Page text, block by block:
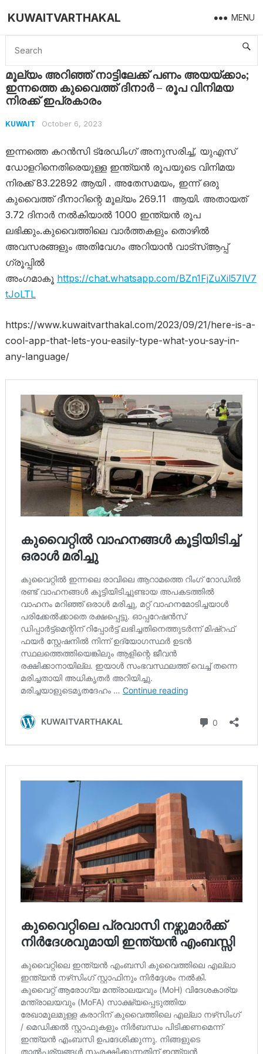
KUWAITVARTHAKAL MENU
Home Kuwait മൂല്യം അറിഞ്ഞ് നാട്ടിലേക്ക് പണം അയയ്ക്കാം; ഇന്നത്തെ കുവൈത്ത് ദിനാർ – രൂപ വിനിമയ നിരക്ക് ഇപ്രകാരം
മൂല്യം അറിഞ്ഞ് നാട്ടിലേക്ക് പണം അയയ്ക്കാം;
ഇന്നത്തെ കുവൈത്ത് ദിനാർ – രൂപ വിനിമയ
നിരക്ക് ഇപ്രകാരം
KUWAIT October 6, 2023
ഇന്നത്തെ കറൻസി ട്രേഡിംഗ് അനുസരിച്ച്, യുഎസ്
ഡോളറിനെതിരെയുള്ള ഇന്ത്യൻ രൂപയുടെ വിനിമയ
നിരക്ക് 83.22892 ആയി . അതേസമയം, ഇന്ന് ഒരു
കുവൈത്ത് ദീനാറിന്റെ മൂല്യം 269.11 ആയി. അതായത്
3.72 ദിനാർ നൽകിയാൽ 1000 ഇന്ത്യൻ രൂപ
ലഭിക്കും.കുവൈത്തിലെ വാർത്തകളും തൊഴിൽ
അവസരങ്ങളും അതിവേഗം അറിയാൻ വാട്സ്ആപ്പ്
ഗ്രൂപ്പിൽ
അംഗമാകൂ https://chat.whatsapp.com/BZn1FjZuXil57lV7
tJoLTL
https://www.kuwaitvarthakal.com/2023/09/21/here-is-a-
cool-app-that-lets-you-easily-type-what-you-say-in-
any-language/